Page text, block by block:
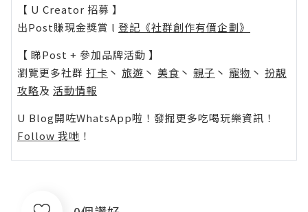
【 U Creator 招募 】
出Post賺現金獎賞 l 登記《社群創作有價企劃》
【 睇Post + 參加品牌活動 】
瀏覽更多社群 打卡 丶 旅遊 丶 美食 丶 親子 丶 寵物 丶 扮靚
攻略及 活動情報
U Blog開咗WhatsApp啦！發掘更多吃喝玩樂資訊！
Follow 我哋 ！